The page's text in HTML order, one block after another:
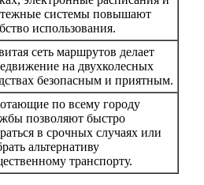
системы повышают
использования.
сеть маршрутов делает
на двухколесных
безопасным и приятным.
по всему городу
позволяют быстро
в срочных случаях или
альтернативу
транспорту.